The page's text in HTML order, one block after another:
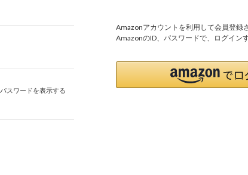
パスワードを表示する
Amazonアカウントを利用して会員登録
AmazonのID、パスワードで、ログイン